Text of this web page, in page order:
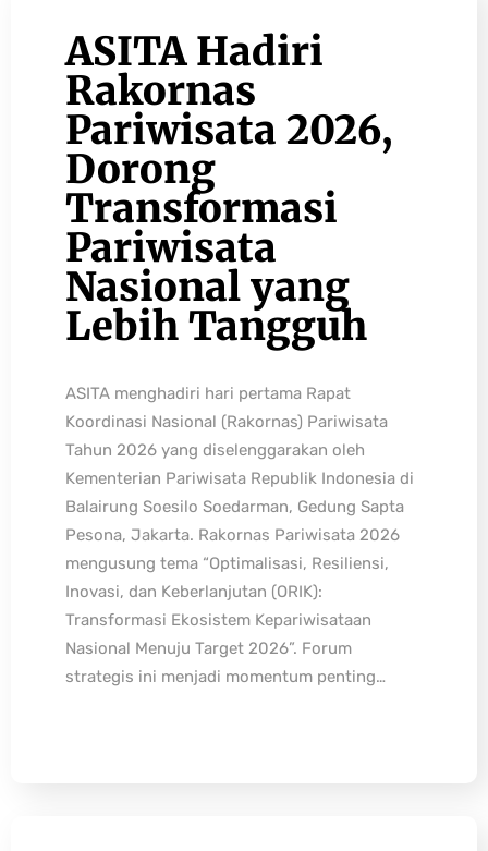
ASITA Hadiri
Rakornas
Pariwisata 2026,
Dorong
Transformasi
Pariwisata
Nasional yang
Lebih Tangguh
ASITA menghadiri hari pertama Rapat
Koordinasi Nasional (Rakornas) Pariwisata
Tahun 2026 yang diselenggarakan oleh
Kementerian Pariwisata Republik Indonesia di
Balairung Soesilo Soedarman, Gedung Sapta
Pesona, Jakarta. Rakornas Pariwisata 2026
mengusung tema “Optimalisasi, Resiliensi,
Inovasi, dan Keberlanjutan (ORIK):
Transformasi Ekosistem Kepariwisataan
Nasional Menuju Target 2026”. Forum
strategis ini menjadi momentum penting…